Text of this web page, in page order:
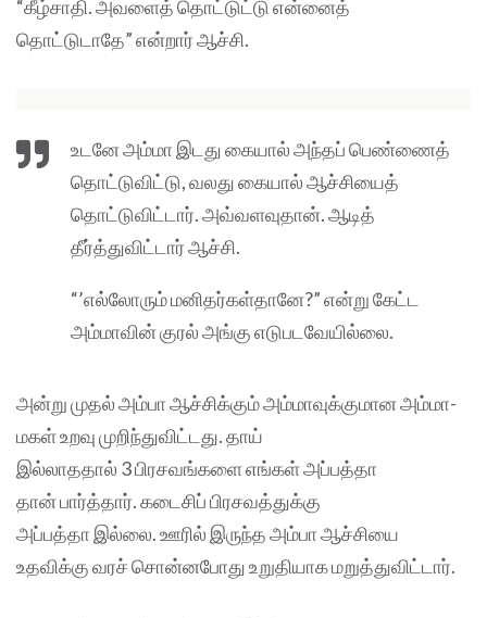
“கீழ்சாதி. அவளைத் தொட்டுட்டு என்னைத்
தொட்டுடாதே” என்றார் ஆச்சி.
உடனே அம்மா இடது கையால் அந்தப் பெண்ணைத்
தொட்டுவிட்டு, வலது கையால் ஆச்சியைத்
தொட்டுவிட்டார். அவ்வளவுதான். ஆடித்
தீர்த்துவிட்டார் ஆச்சி.
“’எல்லோரும் மனிதர்கள்தானே?” என்று கேட்ட
அம்மாவின் குரல் அங்கு எடுபடவேயில்லை.
அன்று முதல் அம்பா ஆச்சிக்கும் அம்மாவுக்குமான அம்மா-
மகள் உறவு முறிந்துவிட்டது. தாய்
இல்லாததால் 3 பிரசவங்களை எங்கள் அப்பத்தா
தான் பார்த்தார். கடைசிப் பிரசவத்துக்கு
அப்பத்தா இல்லை. ஊரில் இருந்த அம்பா ஆச்சியை
உதவிக்கு வரச் சொன்னபோது உறுதியாக மறுத்துவிட்டார்.